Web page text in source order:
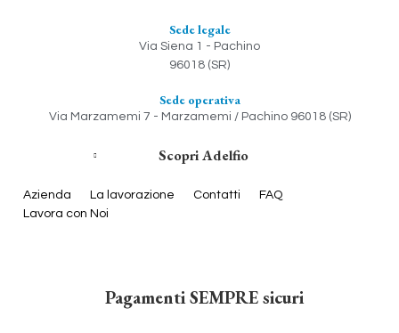
Sede legale
Via Siena 1 - Pachino
96018 (SR)
Sede operativa
Via Marzamemi 7 - Marzamemi / Pachino 96018 (SR)
Scopri Adelfio
Azienda La lavorazione Contatti
FAQ
Lavora con Noi
Pagamenti SEMPRE sicuri